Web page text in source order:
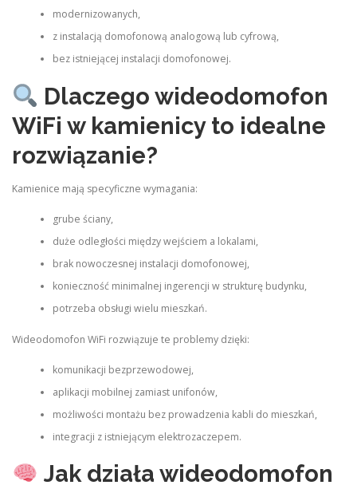
modernizowanych,
z instalacją domofonową analogową lub cyfrową,
bez istniejącej instalacji domofonowej.
Dlaczego wideodomofon
WiFi w kamienicy to idealne
rozwiązanie?
Kamienice mają specyficzne wymagania:
grube ściany,
duże odległości między wejściem a lokalami,
brak nowoczesnej instalacji domofonowej,
konieczność minimalnej ingerencji w strukturę budynku,
potrzeba obsługi wielu mieszkań.
Wideodomofon WiFi rozwiązuje te problemy dzięki:
komunikacji bezprzewodowej,
aplikacji mobilnej zamiast unifonów,
możliwości montażu bez prowadzenia kabli do mieszkań,
integracji z istniejącym elektrozaczepem.
Jak działa wideodomofon